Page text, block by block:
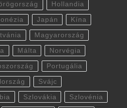
Hollandia
Japán Kína
Magyarország
Málta Norvégia
Portugália
Svájc
Szlovákia Szlovénia